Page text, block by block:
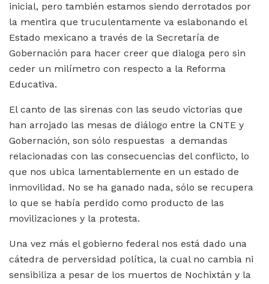
inicial, pero también estamos siendo derrotados por
la mentira que truculentamente va eslabonando el
Estado mexicano a través de la Secretaría de
Gobernación para hacer creer que dialoga pero sin
ceder un milímetro con respecto a la Reforma
Educativa.
El canto de las sirenas con las seudo victorias que
han arrojado las mesas de diálogo entre la CNTE y
Gobernación, son sólo respuestas a demandas
relacionadas con las consecuencias del conflicto, lo
que nos ubica lamentablemente en un estado de
inmovilidad. No se ha ganado nada, sólo se recupera
lo que se había perdido como producto de las
movilizaciones y la protesta.
Una vez más el gobierno federal nos está dado una
cátedra de perversidad política, la cual no cambia ni
sensibiliza a pesar de los muertos de Nochixtán y la